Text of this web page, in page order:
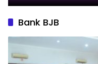
Bank BJB